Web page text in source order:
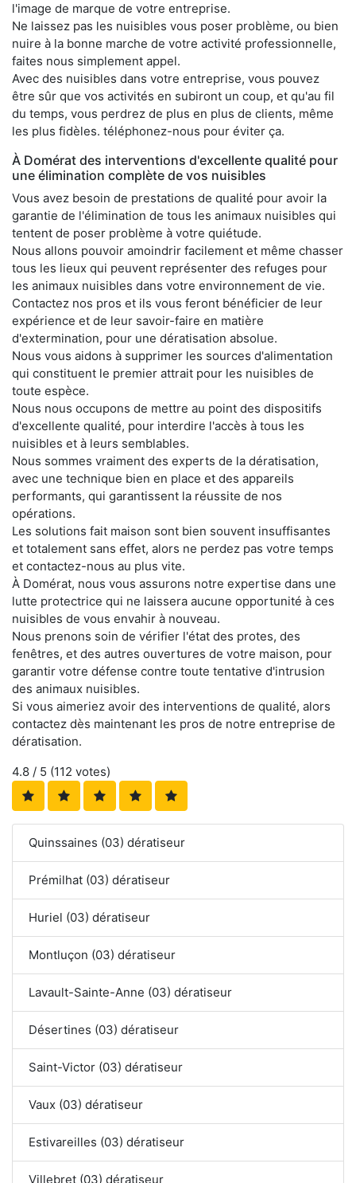
l'image de marque de votre entreprise.
Ne laissez pas les nuisibles vous poser problème, ou bien
nuire à la bonne marche de votre activité professionnelle,
faites nous simplement appel.
Avec des nuisibles dans votre entreprise, vous pouvez
être sûr que vos activités en subiront un coup, et qu'au fil
du temps, vous perdrez de plus en plus de clients, même
les plus fidèles. téléphonez-nous pour éviter ça.
À Domérat des interventions d'excellente qualité pour
une élimination complète de vos nuisibles
Vous avez besoin de prestations de qualité pour avoir la
garantie de l'élimination de tous les animaux nuisibles qui
tentent de poser problème à votre quiétude.
Nous allons pouvoir amoindrir facilement et même chasser
tous les lieux qui peuvent représenter des refuges pour
les animaux nuisibles dans votre environnement de vie.
Contactez nos pros et ils vous feront bénéficier de leur
expérience et de leur savoir-faire en matière
d'extermination, pour une dératisation absolue.
Nous vous aidons à supprimer les sources d'alimentation
qui constituent le premier attrait pour les nuisibles de
toute espèce.
Nous nous occupons de mettre au point des dispositifs
d'excellente qualité, pour interdire l'accès à tous les
nuisibles et à leurs semblables.
Nous sommes vraiment des experts de la dératisation,
avec une technique bien en place et des appareils
performants, qui garantissent la réussite de nos
opérations.
Les solutions fait maison sont bien souvent insuffisantes
et totalement sans effet, alors ne perdez pas votre temps
et contactez-nous au plus vite.
À Domérat, nous vous assurons notre expertise dans une
lutte protectrice qui ne laissera aucune opportunité à ces
nuisibles de vous envahir à nouveau.
Nous prenons soin de vérifier l'état des protes, des
fenêtres, et des autres ouvertures de votre maison, pour
garantir votre défense contre toute tentative d'intrusion
des animaux nuisibles.
Si vous aimeriez avoir des interventions de qualité, alors
contactez dès maintenant les pros de notre entreprise de
dératisation.
4.8 / 5 (112 votes)
Quinssaines (03) dératiseur
Prémilhat (03) dératiseur
Huriel (03) dératiseur
Montluçon (03) dératiseur
Lavault-Sainte-Anne (03) dératiseur
Désertines (03) dératiseur
Saint-Victor (03) dératiseur
Vaux (03) dératiseur
Estivareilles (03) dératiseur
Villebret (03) dératiseur